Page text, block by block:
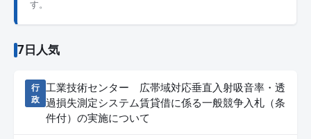
す。
7日人気
行
政
工業技術センター 広帯域対応垂直入射吸音率・透
過損失測定システム賃貸借に係る一般競争入札（条
件付）の実施について